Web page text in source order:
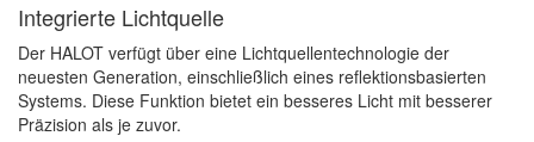
Integrierte Lichtquelle
Der HALOT verfügt über eine Lichtquellentechnologie der
neuesten Generation, einschließlich eines reflektionsbasierten
Systems. Diese Funktion bietet ein besseres Licht mit besserer
Präzision als je zuvor.